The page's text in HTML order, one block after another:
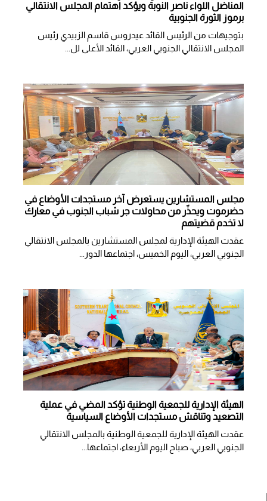
المناضل اللواء ناصر النوبة ويؤكد اهتمام المجلس الانتقالي
برموز الثورة الجنوبية
بتوجيهات من الرئيس القائد عيدروس قاسم الزبيدي رئيس
المجلس الانتقالي الجنوبي العربي، القائد الأعلى لل...
مجلس المستشارين يستعرض آخر مستجدات الأوضاع في
حضرموت ويحذّر من محاولات جر شباب الجنوب في معارك
لا تخدم قضيتهم
عقدت الهيئة الإدارية لمجلس المستشارين بالمجلس الانتقالي
الجنوبي العربي، اليوم الخميس، اجتماعها الدور...
الهيئة الإدارية للجمعية الوطنية تؤكد المضي في عملية
التصعيد وتناقش مستجدات الأوضاع السياسية
عقدت الهيئة الإدارية للجمعية الوطنية بالمجلس الانتقالي
الجنوبي العربي، صباح اليوم الأربعاء، اجتماعها...